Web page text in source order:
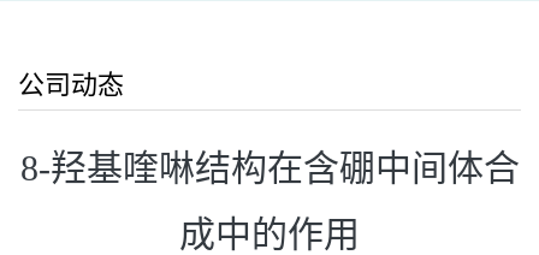
公司动态
8-羟基喹啉结构在含硼中间体合
成中的作用